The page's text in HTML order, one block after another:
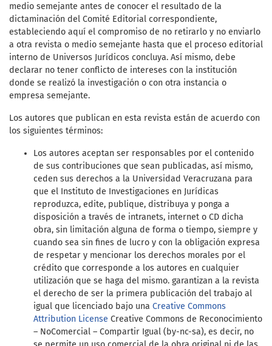
medio semejante antes de conocer el resultado de la
dictaminación del Comité Editorial correspondiente,
estableciendo aquí el compromiso de no retirarlo y no enviarlo
a otra revista o medio semejante hasta que el proceso editorial
interno de Universos Jurídicos concluya. Así mismo, debe
declarar no tener conflicto de intereses con la institución
donde se realizó la investigación o con otra instancia o
empresa semejante.
Los autores que publican en esta revista están de acuerdo con
los siguientes términos:
Los autores aceptan ser responsables por el contenido
de sus contribuciones que sean publicadas, así mismo,
ceden sus derechos a la Universidad Veracruzana para
que el Instituto de Investigaciones en Jurídicas
reproduzca, edite, publique, distribuya y ponga a
disposición a través de intranets, internet o CD dicha
obra, sin limitación alguna de forma o tiempo, siempre y
cuando sea sin fines de lucro y con la obligación expresa
de respetar y mencionar los derechos morales por el
crédito que corresponde a los autores en cualquier
utilización que se haga del mismo. garantizan a la revista
el derecho de ser la primera publicación del trabajo al
igual que licenciado bajo una Creative Commons
Attribution License Creative Commons de Reconocimiento
– NoComercial – Compartir Igual (by-nc-sa), es decir, no